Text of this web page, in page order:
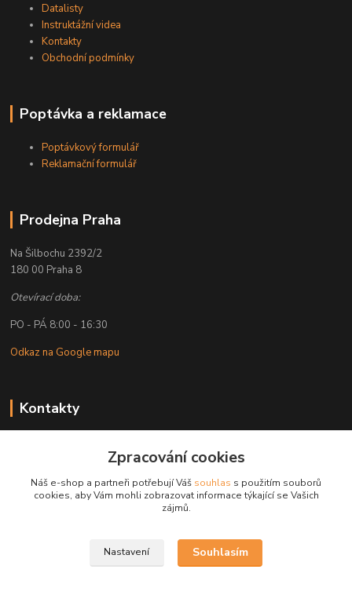
Datalisty
Instruktážní videa
Kontakty
Obchodní podmínky
Poptávka a reklamace
Poptávkový formulář
Reklamační formulář
Prodejna Praha
Na Šilbochu 2392/2
180 00 Praha 8
Otevírací doba:
PO - PÁ 8:00 - 16:30
Odkaz na Google mapu
Kontakty
+ 420 608 777 028
obchod@golemreklama.cz
Zpracování cookies
Náš e-shop a partneři potřebují Váš souhlas s použitím souborů
cookies, aby Vám mohli zobrazovat informace týkající se Vašich
zájmů.
Nastavení Souhlasím